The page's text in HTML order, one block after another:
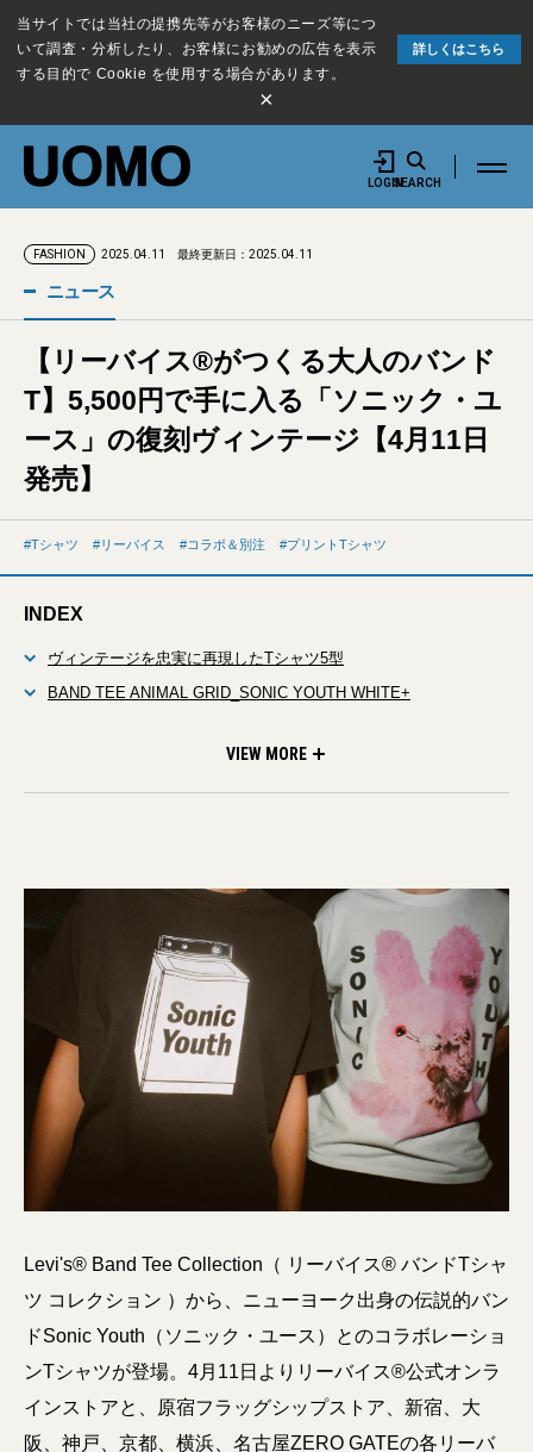
当サイトでは当社の提携先等がお客様のニーズ等につ
いて調査・分析したり、お客様にお勧めの広告を表示
する目的で Cookie を使用する場合があります。
詳しくはこちら
×
LOGINSEARCH
FASHION 2025.04.11 最終更新日：2025.04.11
ニュース
【リーバイス®がつくる大人のバンド
T】5,500円で手に入る「ソニック・ユ
ース」の復刻ヴィンテージ【4月11日
発売】
Tシャツ リーバイス コラボ＆別注 プリントTシャツ
INDEX
ヴィンテージを忠実に再現したTシャツ5型
BAND TEE ANIMAL GRID_SONIC YOUTH WHITE+
VIEW MORE
Levi's® Band Tee Collection（ リーバイス® バンドTシャ
ツ コレクション ）から、ニューヨーク出身の伝説的バン
ドSonic Youth（ソニック・ユース）とのコラボレーショ
ンTシャツが登場。4月11日よりリーバイス®公式オンラ
インストアと、原宿フラッグシップストア、新宿、大
阪、神戸、京都、横浜、名古屋ZERO GATEの各リーバ